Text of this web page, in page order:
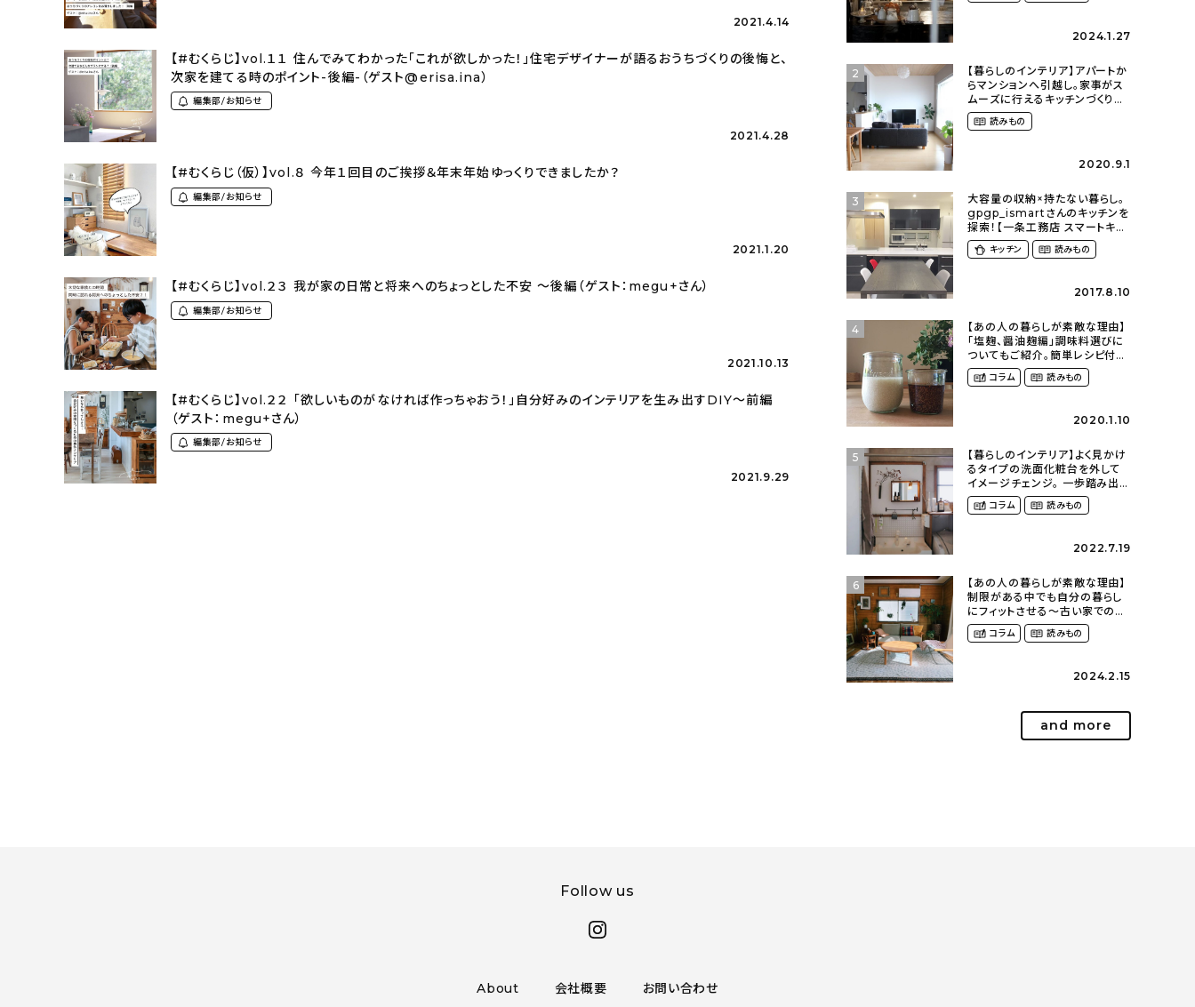
2021.4.14
【#むくらじ】vol.１１ 住んでみてわかった「これが欲しかった！」住宅デザイナーが語るおうちづくりの後悔と、
次家を建てる時のポイント-後編-（ゲスト@erisa.ina）
編集部/お知らせ
2021.4.28
【#むくらじ（仮）】vol.８ 今年１回目のご挨拶＆年末年始ゆっくりできましたか？
編集部/お知らせ
2021.1.20
【#むくらじ】vol.２３ 我が家の日常と将来へのちょっとした不安 〜後編（ゲスト：megu+さん）
編集部/お知らせ
2021.10.13
【#むくらじ】vol.２２ 「欲しいものがなければ作っちゃおう！」自分好みのインテリアを生み出すDIY〜前編
（ゲスト：megu+さん）
編集部/お知らせ
2021.9.29
2024.1.27
2
【暮らしのインテリア】アパートか
らマンションへ引越し。家事がス
ムーズに行えるキッチンづくり〜
２LDKの賃貸暮らし
（mari_ppe_さん）
読みもの
2020.9.1
3
大容量の収納×持たない暮らし。
gpgp_ismartさんのキッチンを
探索！【一条工務店 スマートキッ
チン(ワイドカウンター)】
キッチン 読みもの
2017.8.10
4
【あの人の暮らしが素敵な理由】
「塩麹、醤油麹編」調味料選びに
ついてもご紹介。簡単レシピ付
き〜発酵食品のある暮らし
（__mamigram___さん）
コラム 読みもの
2020.1.10
5
【暮らしのインテリア】よく見かけ
るタイプの洗面化粧台を外して
イメージチェンジ。 一歩踏み出し
て理想の空間へ〜築１２年の建
売住宅をDIYする暮らし
コラム 読みもの
2022.7.19
6
【あの人の暮らしが素敵な理由】
制限がある中でも自分の暮らし
にフィットさせる〜古い家での暮
らしを楽しむ（idasanchiさん）
コラム 読みもの
2024.2.15
and more
Follow us
About 会社概要 お問い合わせ